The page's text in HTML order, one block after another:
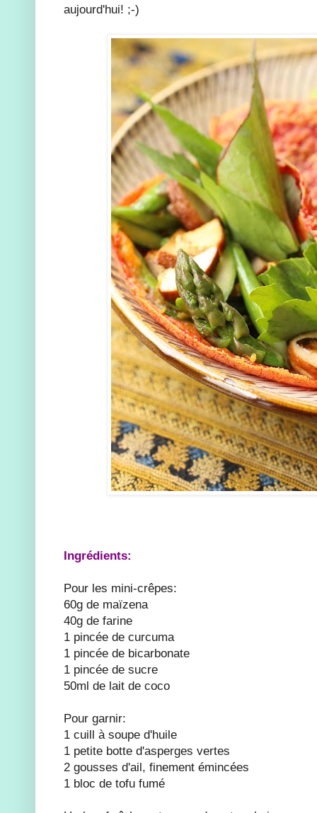
aujourd'hui! ;-)
Ingrédients:
Pour les mini-crêpes:
60g de maïzena
40g de farine
1 pincée de curcuma
1 pincée de bicarbonate
1 pincée de sucre
50ml de lait de coco
Pour garnir:
1 cuill à soupe d'huile
1 petite botte d'asperges vertes
2 gousses d'ail, finement émincées
1 bloc de tofu fumé